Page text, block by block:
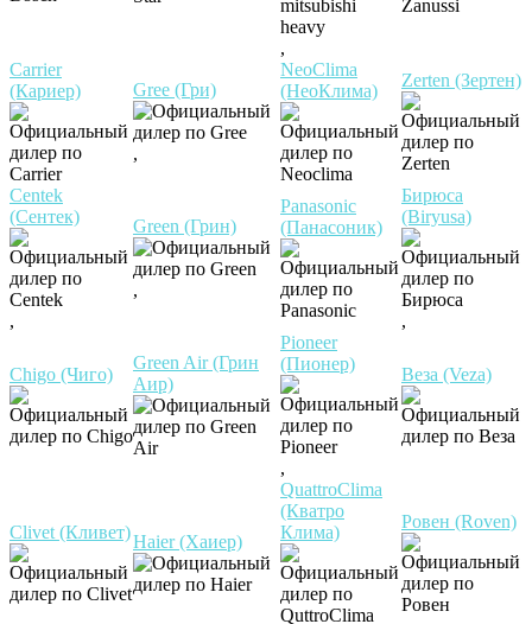
,
Carrier
(Кариер)
Gree (Гри)
,
NeoClima
(НеоКлима)
Zerten (Зертен)
Centek
(Сентек)
,
Green (Грин)
,
Panasonic
(Панасоник)
Бирюса
(Biryusa)
,
Chigo (Чиго)
Green Air (Грин
Аир)
Pioneer
(Пионер)
,
Веза (Veza)
Clivet (Кливет)Haier (Хаиер)
QuattroClima
(Кватро
Клима)
Ровен (Roven)